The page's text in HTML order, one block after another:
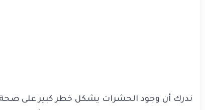
ندرك أن وجود الحشرات يشكل خطر كبير على صحة